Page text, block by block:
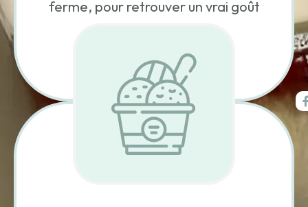
ferme, pour retrouver un vrai goût
+